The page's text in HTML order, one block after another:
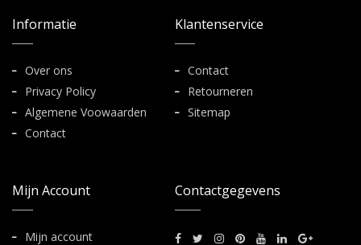
Informatie
Over ons
Privacy Policy
Algemene Voowaarden
Contact
Klantenservice
Contact
Retourneren
Sitemap
Mijn Account
Mijn account
Contactgegevens